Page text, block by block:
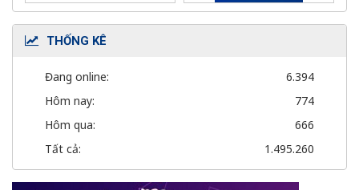
THỐNG KÊ
Đang online:
6.394
Hôm nay:
774
Hôm qua:
666
Tất cả:
1.495.260